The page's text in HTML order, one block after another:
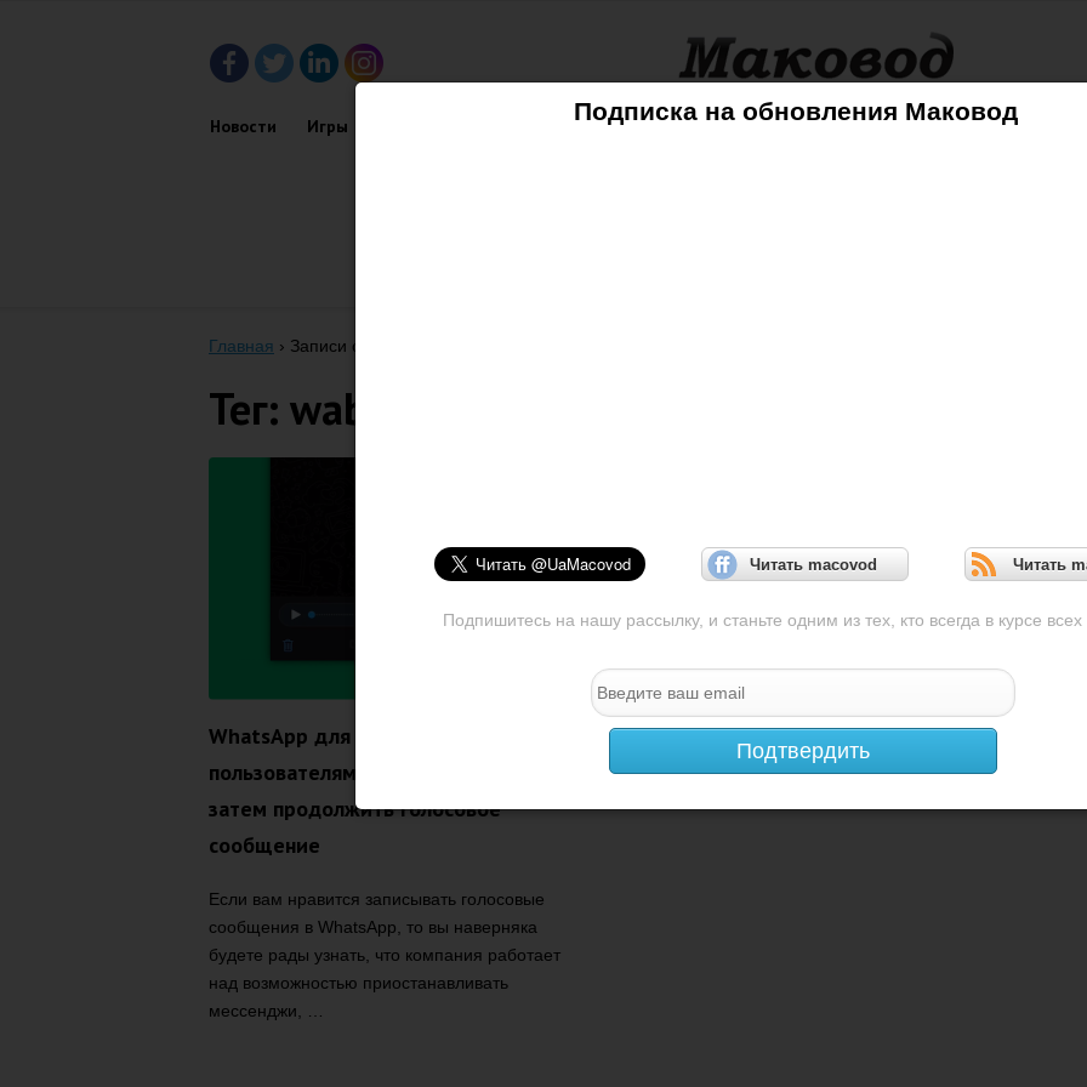
Подписка на обновления Маковод
Читать macovod Читать
Подпишитесь на нашу рассылку, и станьте одним из тех, кто всегда в курсе всех
Подтвердить
Новости Игры Советы Mac iPhone iPad iPod AppleTV
Главная › Записи с тегом "WABetainfo"
Тег: wabetainfo
WhatsApp для iOS скоро позволит
пользователям приостановить, а
затем продолжить голосовое
сообщение
Если вам нравится записывать голосовые
сообщения в WhatsApp, то вы наверняка
будете рады узнать, что компания работает
над возможностью приостанавливать
мессенджи, …